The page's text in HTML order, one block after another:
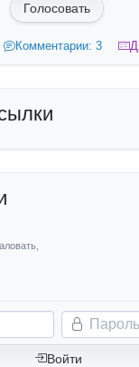
Голосовать
Комментарии: 3
Пароль
Войти